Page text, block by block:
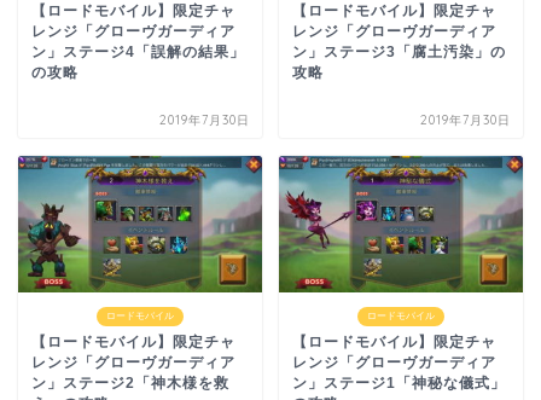
【ロードモバイル】限定チャ
レンジ「グローヴガーディア
ン」ステージ4「誤解の結果」
の攻略
2019年7月30日
【ロードモバイル】限定チャ
レンジ「グローヴガーディア
ン」ステージ3「腐土汚染」の
攻略
2019年7月30日
ロードモバイル
【ロードモバイル】限定チャ
レンジ「グローヴガーディア
ン」ステージ2「神木様を救
ロードモバイル
【ロードモバイル】限定チャ
レンジ「グローヴガーディア
ン」ステージ1「神秘な儀式」